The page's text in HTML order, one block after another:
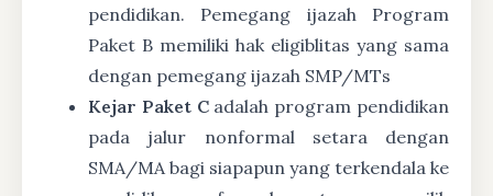
pendidikan. Pemegang ijazah Program
Paket B memiliki hak eligiblitas yang sama
dengan pemegang ijazah SMP/MTs
Kejar Paket Cadalah program pendidikan
pada jalur nonformal setara dengan
SMA/MA bagi siapapun yang terkendala ke